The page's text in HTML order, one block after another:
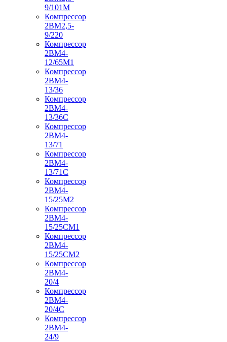
9/101М
Компрессор
2ВМ2,5-
9/220
Компрессор
2ВМ4-
12/65М1
Компрессор
2ВМ4-
13/36
Компрессор
2ВМ4-
13/36С
Компрессор
2ВМ4-
13/71
Компрессор
2ВМ4-
13/71С
Компрессор
2ВМ4-
15/25М2
Компрессор
2ВМ4-
15/25СМ1
Компрессор
2ВМ4-
15/25СМ2
Компрессор
2ВМ4-
20/4
Компрессор
2ВМ4-
20/4С
Компрессор
2ВМ4-
24/9